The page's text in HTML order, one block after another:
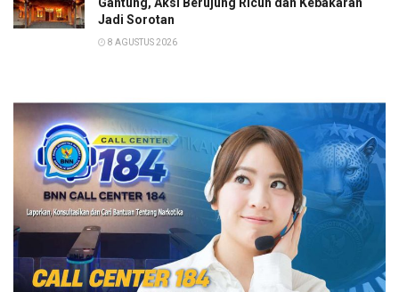
Jadi Sorotan
8 AGUSTUS 2026